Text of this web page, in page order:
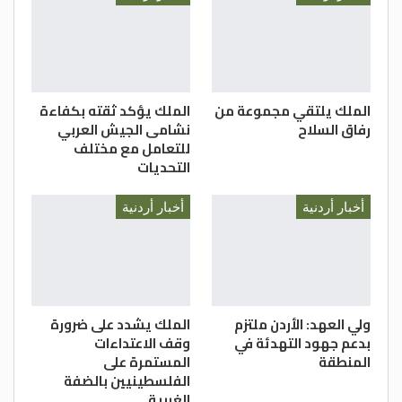
–(بترا)
الملك يلتقي مجموعة من
رفاق السلاح
الملك يؤكد ثقته بكفاءة
نشامى الجيش العربي
للتعامل مع مختلف
التحديات
أخبار أردنية
ولي العهد: الأردن ملتزم
بدعم جهود التهدئة في
المنطقة
أخبار أردنية
الملك يشدد على ضرورة
وقف الاعتداءات
المستمرة على
الفلسطينيين بالضفة